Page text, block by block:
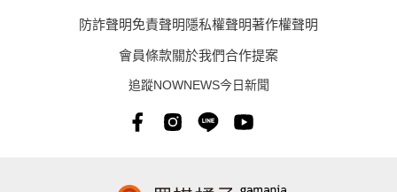
防詐聲明免責聲明隱私權聲明著作權聲明
會員條款關於我們合作提案
追蹤NOWNEWS今日新聞